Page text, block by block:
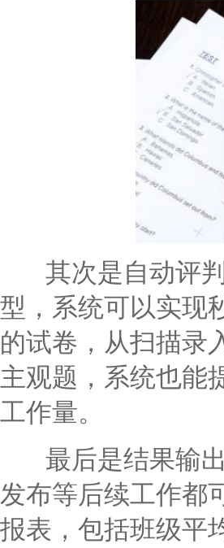
其次是自动评判
型，系统可以实现
的试卷，从扫描录
主观题，系统也能
工作量。
最后是结果输出
发布等后续工作都
报表，包括班级平